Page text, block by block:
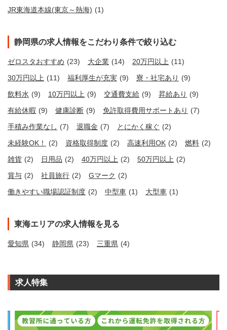
JR東海道本線(東京～熱海) (1)
静岡県の求人情報をこだわり条件で絞り込む
ゼロスタおすすめ (23) 大企業 (14) 20万円以上 (11)
30万円以上 (11) 福利厚生が充実 (9) 寮・社宅あり (9)
飲料水 (9) 10万円以上 (9) 交通費支給 (9) 昇給あり (9)
有給休暇 (9) 健康診断 (9) 免許取得費用サポートあり (7)
手積み作業なし (7) 退職金 (7) とにかく稼ぐ (2)
未経験OK！
(2) 資格取得制度 (2) 高速利用OK (2) 燃料 (2)
雑貨 (2) 日用品 (2) 40万円以上 (2) 50万円以上 (2)
賞与 (2) 社員旅行 (2) Gマーク (2)
働きやすい職場認証制度 (2) 中型車 (1) 大型車 (1)
東海エリアの求人情報を見る
愛知県 (34) 静岡県 (23) 三重県 (4)
求人特集